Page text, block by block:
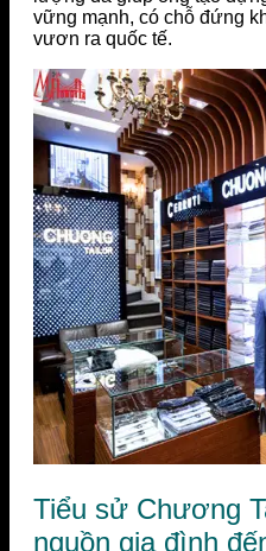
vững mạnh, có chỗ đứng
vươn ra quốc tế.
Tiểu sử Chương
nguồn gia đình